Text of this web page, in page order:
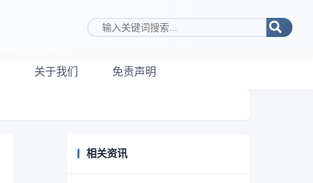
搜索关键词
关于我们 免责声明
相关资讯